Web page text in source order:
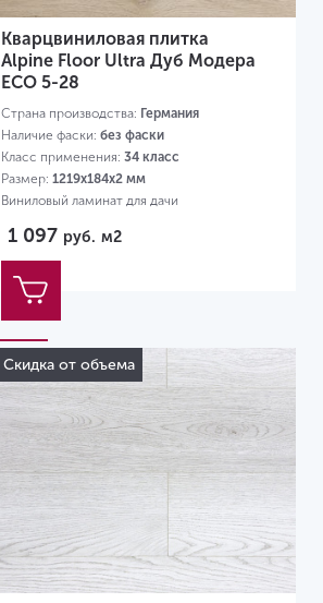
Кварцвиниловая плитка
Alpine Floor Ultra Дуб Модера
ЕСО 5-28
Страна производства: Германия
Наличие фаски: без фаски
Класс применения: 34 класс
Размер: 1219х184х2 мм
Виниловый ламинат для дачи
1 097 руб. м2
Скидка от объема